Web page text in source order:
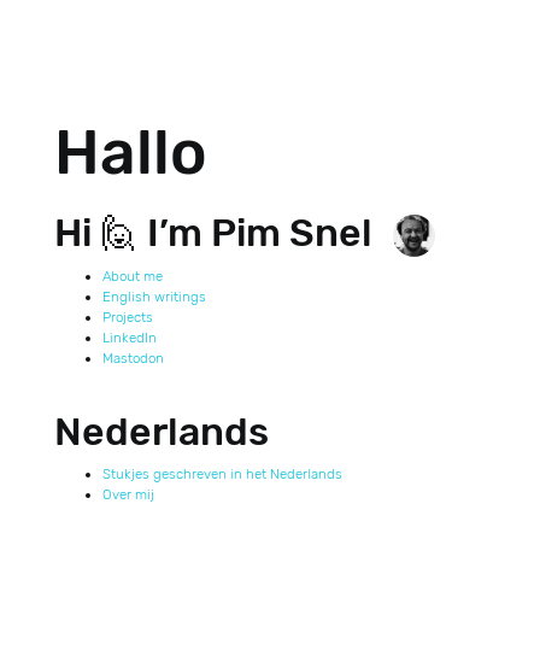
Hallo
Hi 🙋 I’m Pim Snel
About me
English writings
Projects
LinkedIn
Mastodon
Nederlands
Stukjes geschreven in het Nederlands
Over mij